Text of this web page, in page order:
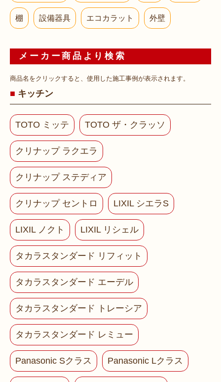
棚 設備器具 エコカラット 外壁
メーカー商品より検索
商品名をクリックすると、使用した施工事例が表示されます。
キッチン
TOTO ミッテ TOTO ザ・クラッソ
クリナップ ラクエラ
クリナップ ステディア
クリナップ セントロ LIXIL シエラS
LIXIL ノクト LIXIL リシェル
タカラスタンダード リフィット
タカラスタンダード エーデル
タカラスタンダード トレーシア
タカラスタンダード レミュー
Panasonic Sクラス Panasonic Lクラス